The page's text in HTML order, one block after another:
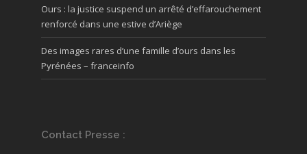
Ours : la justice suspend un arrêté d’effarouchement
renforcé dans une estive d’Ariège
Des images rares d’une famille d’ours dans les
Pyrénées – franceinfo
Contact Presse :